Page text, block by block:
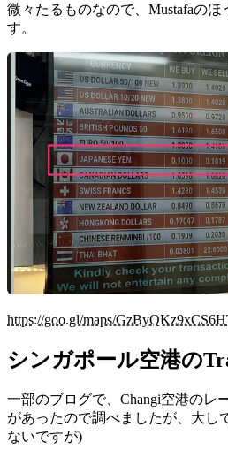
微々たるものなので、Mustafaのほ
す。
https://goo.gl/maps/
シンガポール空港の
一部のブログで、Changi空港のレ
があったので調べましたが、大し
ないですが)